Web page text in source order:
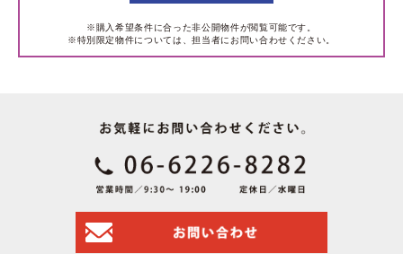
※購入希望条件に合った非公開物件が閲覧可能です。
※特別限定物件については、担当者にお問い合わせください。